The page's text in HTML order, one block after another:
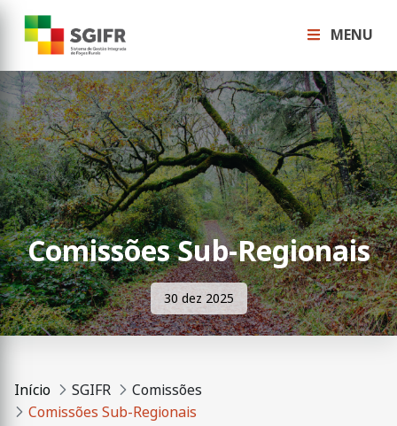
MENU
Comissões Sub-Regionais
30 dez 2025
Início SGIFR
Comissões
Comissões Sub-Regionais